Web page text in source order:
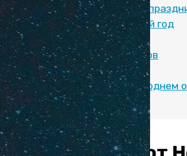
Чем заняться в
Погода на Новый год
Цены на Бали
Стоимость туров
Лучшие отели
Отзывы о новогоднем